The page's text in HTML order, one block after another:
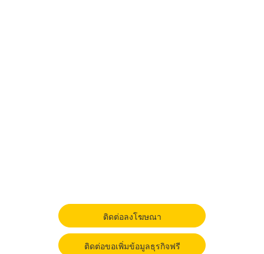
ติดต่อลงโฆษณา
ติดต่อขอเพิ่มข้อมูลธุรกิจฟรี